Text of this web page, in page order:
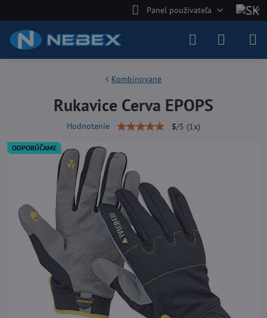
Panel používateľa
ODPORÚČAME
Kombinované
Rukavice Cerva EPOPS
Hodnotenie 5/5 (1 x)